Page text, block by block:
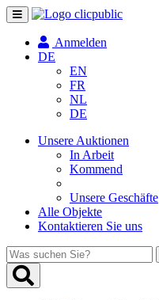
Navigation
umschalten
Anmelden
DE
EN
FR
NL
DE
Unsere Auktionen
In Arbeit
Kommend
Unsere Geschäfte
Alle Objekte
Kontaktieren Sie uns
Was
suchen
Sie?